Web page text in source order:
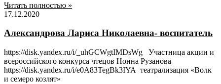
Читать полностью »
17.12.2020
Александрова Лариса Николаевна- воспитатель
https://disk.yandex.ru/i/_uhGCWgtIMDsWg Участница акции и
всероссийского конкурса чтецов Нонна Рузанова
https://disk.yandex.ru/i/e0A83TegBk3IYA театрализация «Волк
и семеро козлят»